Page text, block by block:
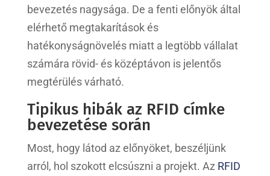
bevezetés nagysága. De a fenti előnyök által
elérhető megtakarítások és
hatékonyságnövelés miatt a legtöbb vállalat
számára rövid- és középtávon is jelentős
megtérülés várható.
Tipikus hibák az RFID címke
bevezetése során
Most, hogy látod az előnyöket, beszéljünk
arról, hol szokott elcsúszni a projekt. Az RFID